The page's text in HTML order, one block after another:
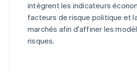
intègrent les indicateurs
facteurs de risque politique et
marchés afin d'affiner les
risques.